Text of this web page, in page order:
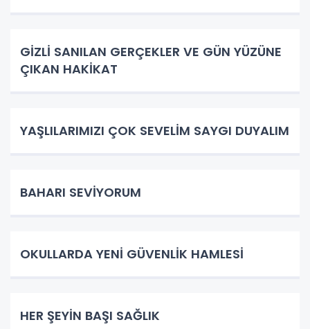
GİZLİ SANILAN GERÇEKLER VE GÜN YÜZÜNE
ÇIKAN HAKİKAT
YAŞLILARIMIZI ÇOK SEVELİM SAYGI DUYALIM
BAHARI SEVİYORUM
OKULLARDA YENİ GÜVENLİK HAMLESİ
HER ŞEYİN BAŞI SAĞLIK